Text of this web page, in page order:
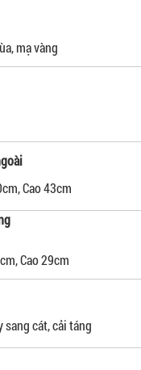
mạ vàng
Cao 43cm
Cao 29cm
sang cát, cải táng